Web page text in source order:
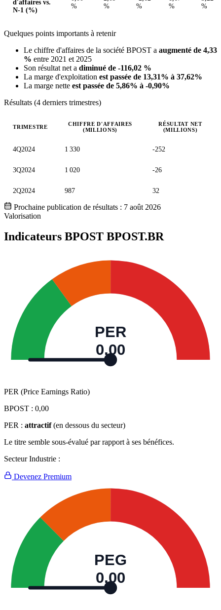
d'affaires vs.
N-1 (%)
%
%
%
%
%
Quelques points importants à retenir
Le chiffre d'affaires de la société BPOST a augmenté de 4,33
% entre 2021 et 2025
Son résultat net a diminué de -116,02 %
La marge d'exploitation est passée de 13,31% à 37,62%
La marge nette est passée de 5,86% à -0,90%
Résultats (4 derniers trimestres)
TRIMESTRE
CHIFFRE D'AFFAIRES
(MILLIONS)
RÉSULTAT NET
(MILLIONS)
4Q2024 1 330 -252
3Q2024 1 020 -26
2Q2024 987 32
Prochaine publication de résultats : 7 août 2026
Valorisation
Indicateurs BPOST BPOST.BR
PER
0,00
PER (Price Earnings Ratio)
BPOST : 0,00
PER : attractif (en dessous du secteur)
Le titre semble sous-évalué par rapport à ses bénéfices.
Secteur Industrie :
Devenez Premium
PEG
0,00